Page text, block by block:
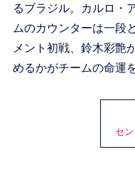
るブラジル。カルロ・
ムのカウンターは一段
メント初戦、鈴木彩艶
めるかがチームの命運
セン